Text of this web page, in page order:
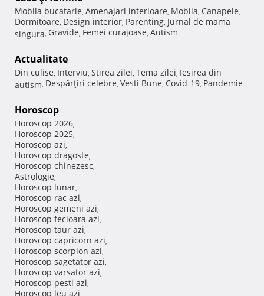
Mobila bucatarie, Amenajari interioare, Mobila, Canapele,
Dormitoare, Design interior, Parenting, Jurnal de mama
singura, Gravide, Femei curajoase, Autism
Actualitate
Din culise, Interviu, Stirea zilei, Tema zilei, Iesirea din
autism, Despărţiri celebre, Vesti Bune, Covid-19, Pandemie
Horoscop
Horoscop 2026,
Horoscop 2025,
Horoscop azi,
Horoscop dragoste,
Horoscop chinezesc,
Astrologie,
Horoscop lunar,
Horoscop rac azi,
Horoscop gemeni azi,
Horoscop fecioara azi,
Horoscop taur azi,
Horoscop capricorn azi,
Horoscop scorpion azi,
Horoscop sagetator azi,
Horoscop varsator azi,
Horoscop pesti azi,
Horoscop leu azi